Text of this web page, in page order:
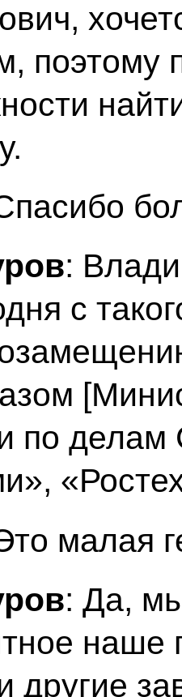
поэтому
:
с
по делам
малая
: Да,
наше
другие